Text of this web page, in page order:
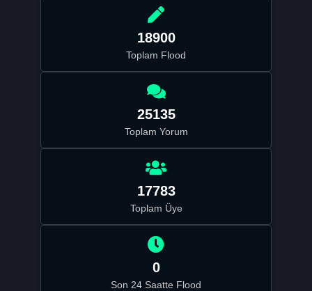
18900
Toplam Flood
25135
Toplam Yorum
17783
Toplam Üye
0
Son 24 Saatte Flood